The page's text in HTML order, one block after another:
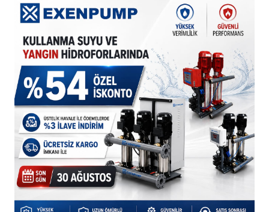
KO 35/5-110
15 21/2"
2"
KO 35/6-110
15 21/2"
2"
KO 35/7-150
20 21/2"
2"
KO 35/8-150
20 15 2"
KO 45 SERİSİ
MODEL
MOTOR
GÜCÜ
HP
MOTOR
GÜCÜ
kW
GİRİŞ
ÇAPI
ÇIKIŞ
ÇAPI
KO 45/3-110 15 11
21/2"
KO 45/4-110
11
21/2"
KO 45/5-150
20 15
21/2"
KO 45/6-185
25 18,5